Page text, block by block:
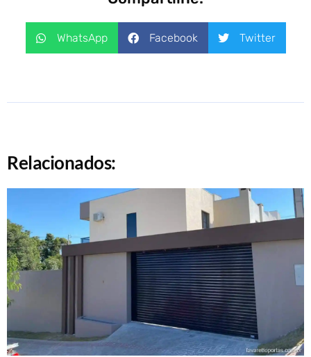
WhatsApp Facebook Twitter
Relacionados: